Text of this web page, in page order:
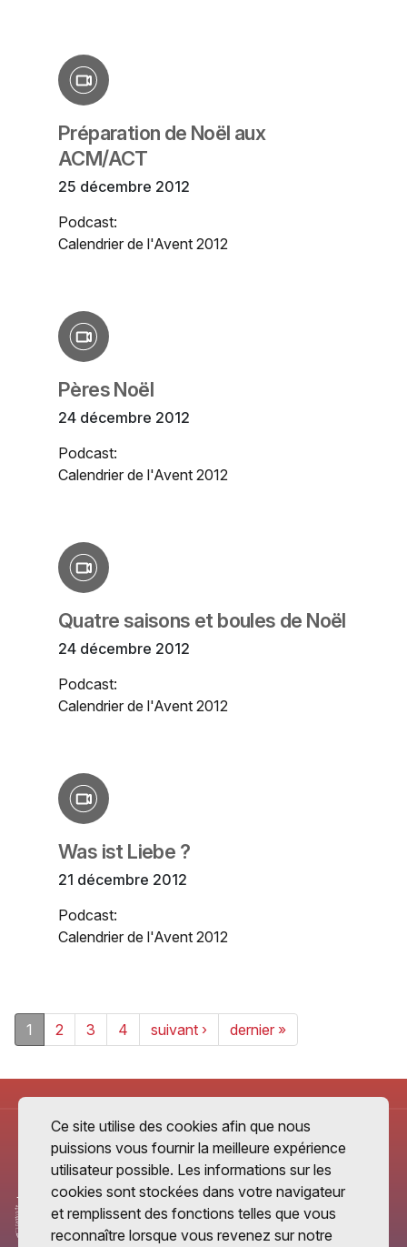
Préparation de Noël aux
ACM/ACT
25 décembre 2012
Podcast:
Calendrier de l'Avent 2012
Pères Noël
24 décembre 2012
Podcast:
Calendrier de l'Avent 2012
Quatre saisons et boules de Noël
24 décembre 2012
Podcast:
Calendrier de l'Avent 2012
Was ist Liebe ?
21 décembre 2012
Podcast:
Calendrier de l'Avent 2012
1 2 3 4 suivant › dernier »
Ce site utilise des cookies afin que nous
puissions vous fournir la meilleure expérience
utilisateur possible. Les informations sur les
cookies sont stockées dans votre navigateur
et remplissent des fonctions telles que vous
reconnaître lorsque vous revenez sur notre